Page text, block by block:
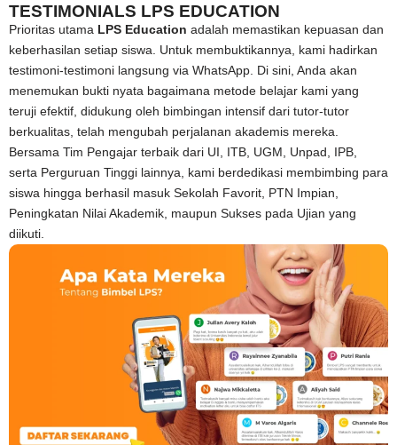
TESTIMONIALS LPS EDUCATION
Prioritas utama LPS Education adalah memastikan kepuasan dan
keberhasilan setiap siswa. Untuk membuktikannya, kami hadirkan
testimoni-testimoni langsung via WhatsApp. Di sini, Anda akan
menemukan bukti nyata bagaimana metode belajar kami yang
teruji efektif, didukung oleh bimbingan intensif dari tutor-tutor
berkualitas, telah mengubah perjalanan akademis mereka.
Bersama Tim Pengajar terbaik dari UI, ITB, UGM, Unpad, IPB,
serta Perguruan Tinggi lainnya, kami berdedikasi membimbing para
siswa hingga berhasil masuk Sekolah Favorit, PTN Impian,
Peningkatan Nilai Akademik, maupun Sukses pada Ujian yang
diikuti.